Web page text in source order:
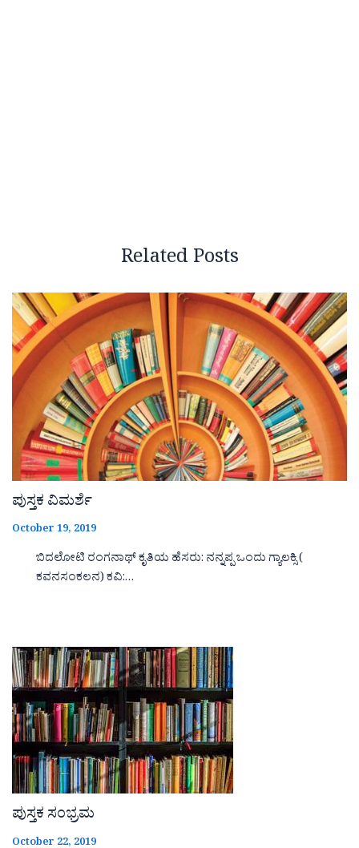
Related Posts
ಪುಸ್ತಕ ವಿಮರ್ಶೆ
October 19, 2019
ಬಿದಲೋಟಿ ರಂಗನಾಥ್ ಕೃತಿಯ ಹೆಸರು: ನನ್ನಪ್ಪ ಒಂದು ಗ್ಯಾಲಕ್ಸಿ (
ಕವನಸಂಕಲನ) ಕವಿ:…
ಪುಸ್ತಕ ಸಂಭ್ರಮ
October 22, 2019